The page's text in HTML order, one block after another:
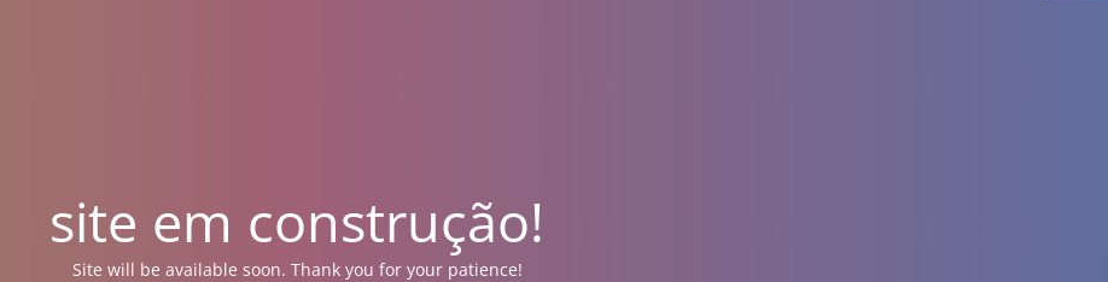
site em construção!
Site will be available soon. Thank you for your patience!